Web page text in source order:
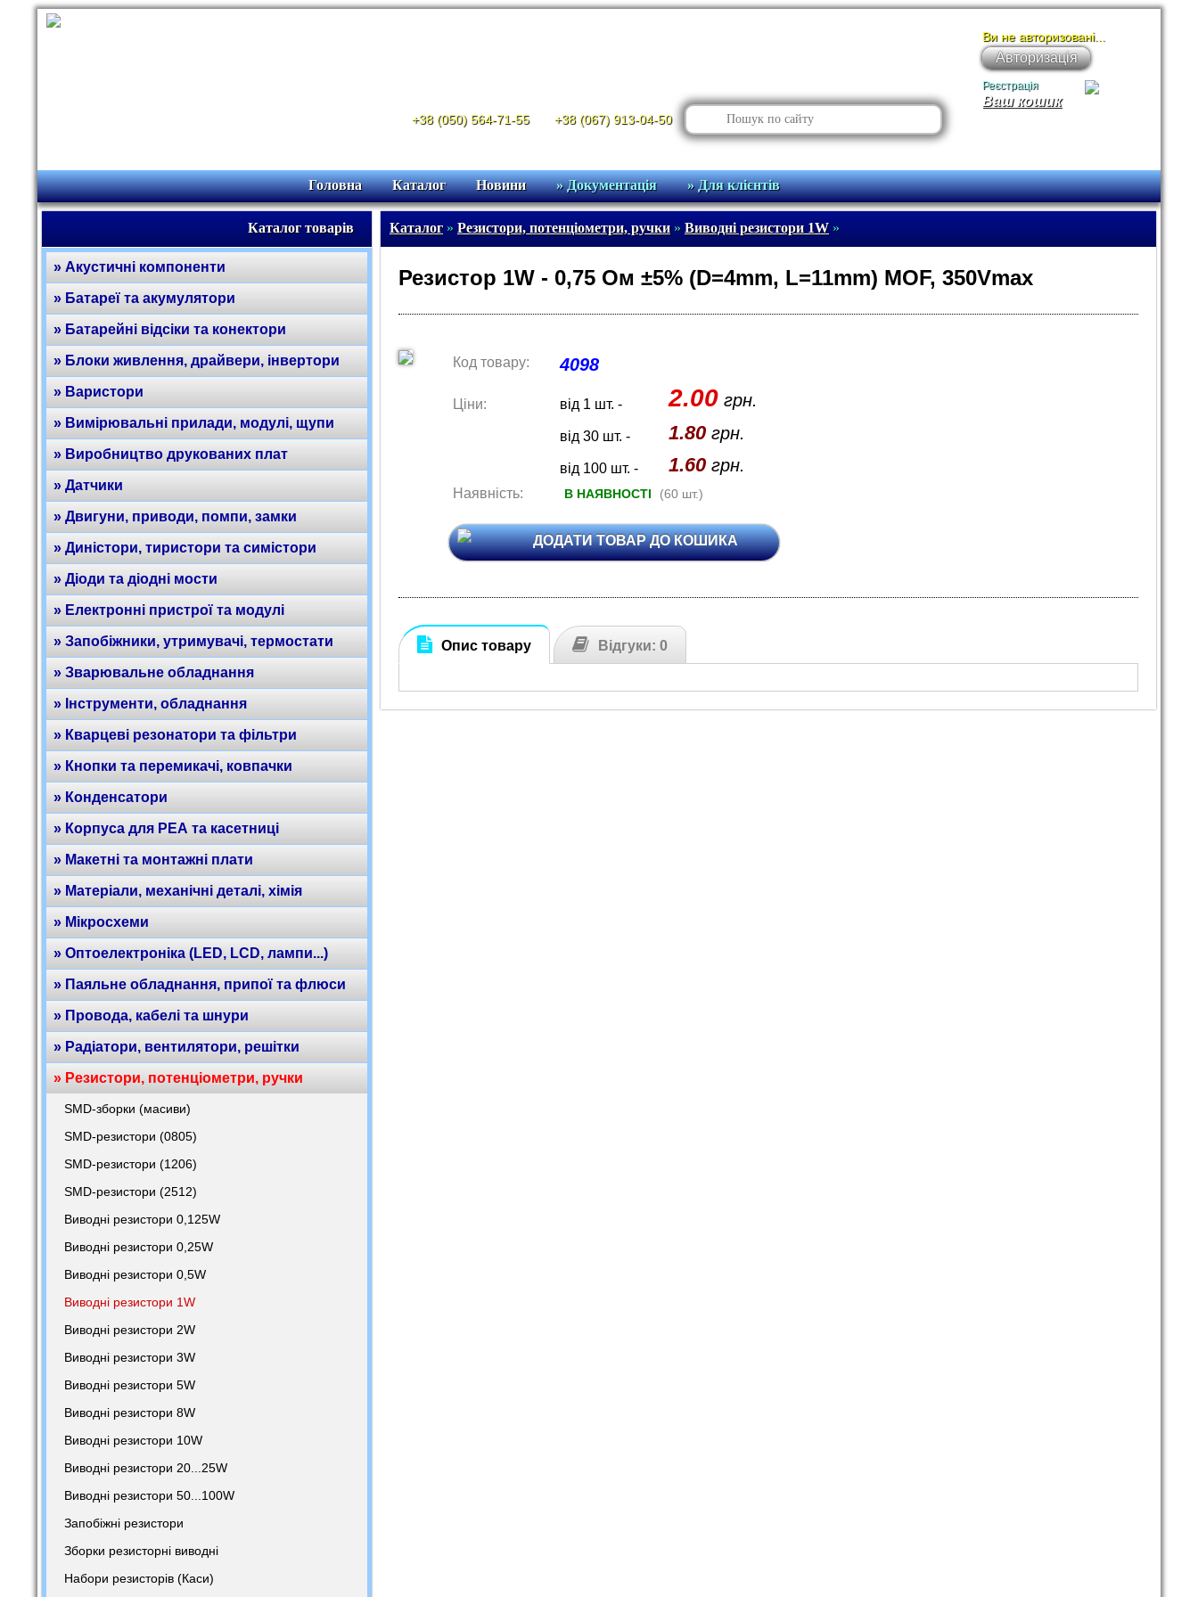
+38 (050) 564-71-55 +38 (067) 913-04-50
Ваш кошик
Ви не авторизовані...
Авторизація
Реєстрація
Головна Каталог Новини » Документація » Для клієнтів
Каталог товарів
» Акустичні компоненти
» Батареї та акумулятори
» Батарейні відсіки та конектори
» Блоки живлення, драйвери, інвертори
» Варистори
» Вимірювальні прилади, модулі, щупи
» Виробництво друкованих плат
» Датчики
» Двигуни, приводи, помпи, замки
» Диністори, тиристори та симістори
» Діоди та діодні мости
» Електронні пристрої та модулі
» Запобіжники, утримувачі, термостати
» Зварювальне обладнання
» Інструменти, обладнання
» Кварцеві резонатори та фільтри
» Кнопки та перемикачі, ковпачки
» Конденсатори
» Корпуса для РЕА та касетниці
» Макетні та монтажні плати
» Матеріали, механічні деталі, хімія
» Мікросхеми
» Оптоелектроніка (LED, LCD, лампи...)
» Паяльне обладнання, припої та флюси
» Провода, кабелі та шнури
» Радіатори, вентилятори, решітки
» Резистори, потенціометри, ручки
SMD-зборки (масиви)
SMD-резистори (0805)
SMD-резистори (1206)
SMD-резистори (2512)
Виводні резистори 0,125W
Виводні резистори 0,25W
Виводні резистори 0,5W
Виводні резистори 1W
Виводні резистори 2W
Виводні резистори 3W
Виводні резистори 5W
Виводні резистори 8W
Виводні резистори 10W
Виводні резистори 20...25W
Виводні резистори 50...100W
Запобіжні резистори
Зборки резисторні виводні
Набори резисторів (Каси)
Каталог» Резистори, потенціометри, ручки» Виводні резистори 1W»
Резистор 1W - 0,75 Ом ±5% (D=4mm, L=11mm) MOF, 350Vmax
Код товару: 4098
Ціни: від 1 шт. - 2.00 грн.
від 30 шт. - 1.80 грн.
від 100 шт. - 1.60 грн.
Наявність: В НАЯВНОСТІ (60 шт.)
ДОДАТИ ТОВАР ДО КОШИКА
Опис товару Відгуки: 0